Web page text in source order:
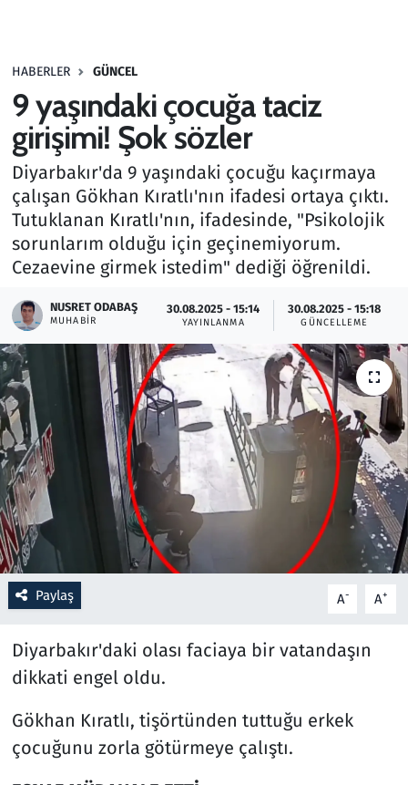
HABERLER GÜNCEL
9 yaşındaki çocuğa taciz
girişimi! Şok sözler
Diyarbakır'da 9 yaşındaki çocuğu kaçırmaya
çalışan Gökhan Kıratlı'nın ifadesi ortaya çıktı.
Tutuklanan Kıratlı'nın, ifadesinde, "Psikolojik
sorunlarım olduğu için geçinemiyorum.
Cezaevine girmek istedim" dediği öğrenildi.
NUSRET ODABAŞ
MUHABIR
30.08.2025 - 15:14
YAYINLANMA
30.08.2025 - 15:18
GÜNCELLEME
Paylaş A- A+
Diyarbakır'daki olası faciaya bir vatandaşın
dikkati engel oldu.
Gökhan Kıratlı, tişörtünden tuttuğu erkek
çocuğunu zorla götürmeye çalıştı.
Haber
Kültür Sanat
Kurumsal Haberler
Lezzet Durağı
Memur ve Kamu
Otomobil
Oyun
Ramazan
Resmi İlanlar
Rüya Tabirleri
Sağlık
Savunma Sanayi
Spor
Teknoloji ve Bilim
Televizyon